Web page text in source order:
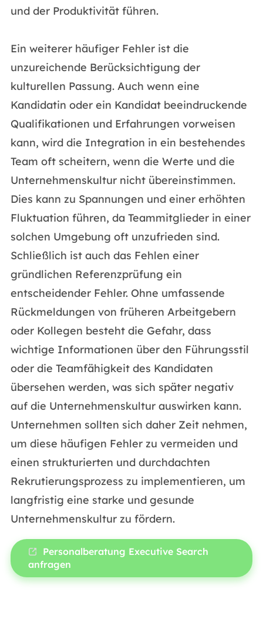
und der Produktivität führen.
Ein weiterer häufiger Fehler ist die
unzureichende Berücksichtigung der
kulturellen Passung. Auch wenn eine
Kandidatin oder ein Kandidat beeindruckende
Qualifikationen und Erfahrungen vorweisen
kann, wird die Integration in ein bestehendes
Team oft scheitern, wenn die Werte und die
Unternehmenskultur nicht übereinstimmen.
Dies kann zu Spannungen und einer erhöhten
Fluktuation führen, da Teammitglieder in einer
solchen Umgebung oft unzufrieden sind.
Schließlich ist auch das Fehlen einer
gründlichen Referenzprüfung ein
entscheidender Fehler. Ohne umfassende
Rückmeldungen von früheren Arbeitgebern
oder Kollegen besteht die Gefahr, dass
wichtige Informationen über den Führungsstil
oder die Teamfähigkeit des Kandidaten
übersehen werden, was sich später negativ
auf die Unternehmenskultur auswirken kann.
Unternehmen sollten sich daher Zeit nehmen,
um diese häufigen Fehler zu vermeiden und
einen strukturierten und durchdachten
Rekrutierungsprozess zu implementieren, um
langfristig eine starke und gesunde
Unternehmenskultur zu fördern.
Personalberatung Executive Search
anfragen